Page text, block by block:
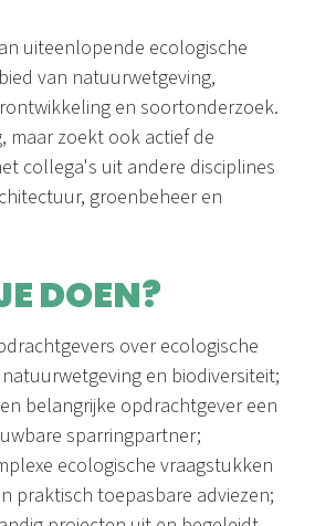
uiteenlopende ecologische
van natuurwetgeving,
en soortonderzoek.
maar zoekt ook actief de
collega's uit andere disciplines
groenbeheer en
DOEN?
over ecologische
en biodiversiteit;
belangrijke opdrachtgever een
sparringpartner;
ecologische vraagstukken
praktisch toepasbare adviezen;